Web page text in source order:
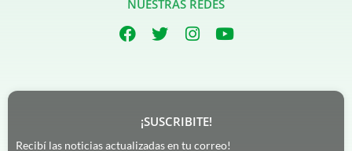
NUESTRAS REDES
¡SUSCRIBITE!
Recibí las noticias actualizadas en tu correo!